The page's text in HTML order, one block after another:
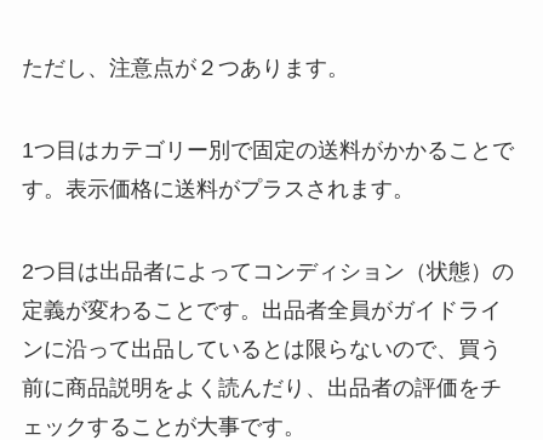
ただし、注意点が２つあります。
1つ目はカテゴリー別で固定の送料がかかることで
す。表示価格に送料がプラスされます。
2つ目は出品者によってコンディション（状態）の
定義が変わることです。出品者全員がガイドライ
ンに沿って出品しているとは限らないので、買う
前に商品説明をよく読んだり、出品者の評価をチ
ェックすることが大事です。